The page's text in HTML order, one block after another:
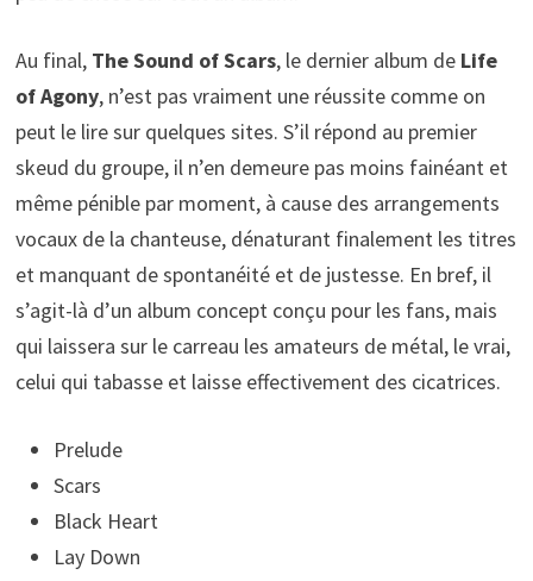
Au final, The Sound of Scars, le dernier album de Life
of Agony, n’est pas vraiment une réussite comme on
peut le lire sur quelques sites. S’il répond au premier
skeud du groupe, il n’en demeure pas moins fainéant et
même pénible par moment, à cause des arrangements
vocaux de la chanteuse, dénaturant finalement les titres
et manquant de spontanéité et de justesse. En bref, il
s’agit-là d’un album concept conçu pour les fans, mais
qui laissera sur le carreau les amateurs de métal, le vrai,
celui qui tabasse et laisse effectivement des cicatrices.
Prelude
Scars
Black Heart
Lay Down